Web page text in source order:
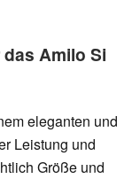
Amilo Si
eleganten und
Leistung und
Größe und